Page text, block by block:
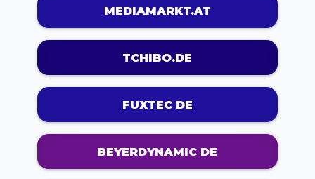
MEDIAMARKT.AT
TCHIBO.DE
FUXTEC DE
BEYERDYNAMIC DE